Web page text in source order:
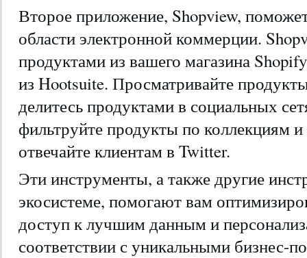
Второе приложение, Shopview,
области электронной коммерции.
продуктами из вашего магазина
из Hootsuite. Просматривайте
делитесь продуктами в социальных
фильтруйте продукты по коллекциям
отвечайте клиентам в Twitter.
Эти инструменты, а также другие
экосистеме, помогают вам
доступ к лучшим данным и
соответствии с уникальными бизнес-